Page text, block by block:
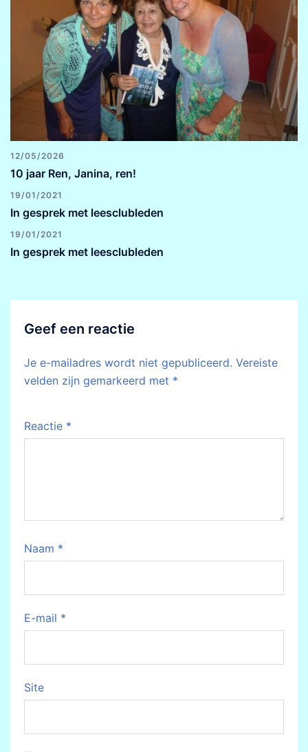
12/05/2026
10 jaar Ren, Janina, ren!
19/01/2021
In gesprek met leesclubleden
19/01/2021
In gesprek met leesclubleden
Geef een reactie
Je e-mailadres wordt niet gepubliceerd. Vereiste
velden zijn gemarkeerd met *
Reactie *
Naam *
E-mail *
Site